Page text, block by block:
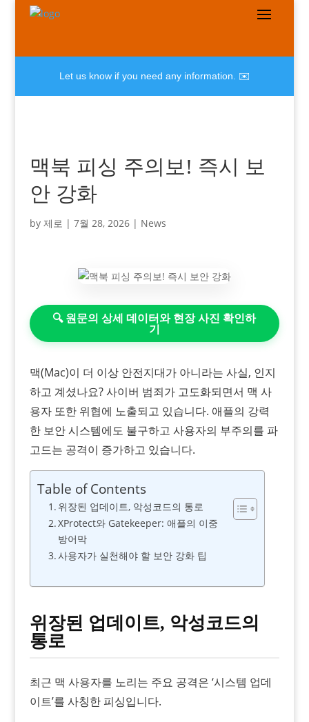
Let us know if you need any information. ✉️
맥북 피싱 주의보! 즉시 보
안 강화
by 제로 | 7월 28, 2026| News
🔍 원문의 상세 데이터와 현장 사진 확인하
기
맥(Mac)이 더 이상 안전지대가 아니라는 사실, 인지
하고 계셨나요? 사이버 범죄가 고도화되면서 맥 사
용자 또한 위협에 노출되고 있습니다. 애플의 강력
한 보안 시스템에도 불구하고 사용자의 부주의를 파
고드는 공격이 증가하고 있습니다.
Table of Contents
위장된 업데이트, 악성코드의 통로
XProtect와 Gatekeeper: 애플의 이중
방어막
사용자가 실천해야 할 보안 강화 팁
위장된 업데이트, 악성코드의
통로
최근 맥 사용자를 노리는 주요 공격은 ‘시스템 업데
이트’를 사칭한 피싱입니다.